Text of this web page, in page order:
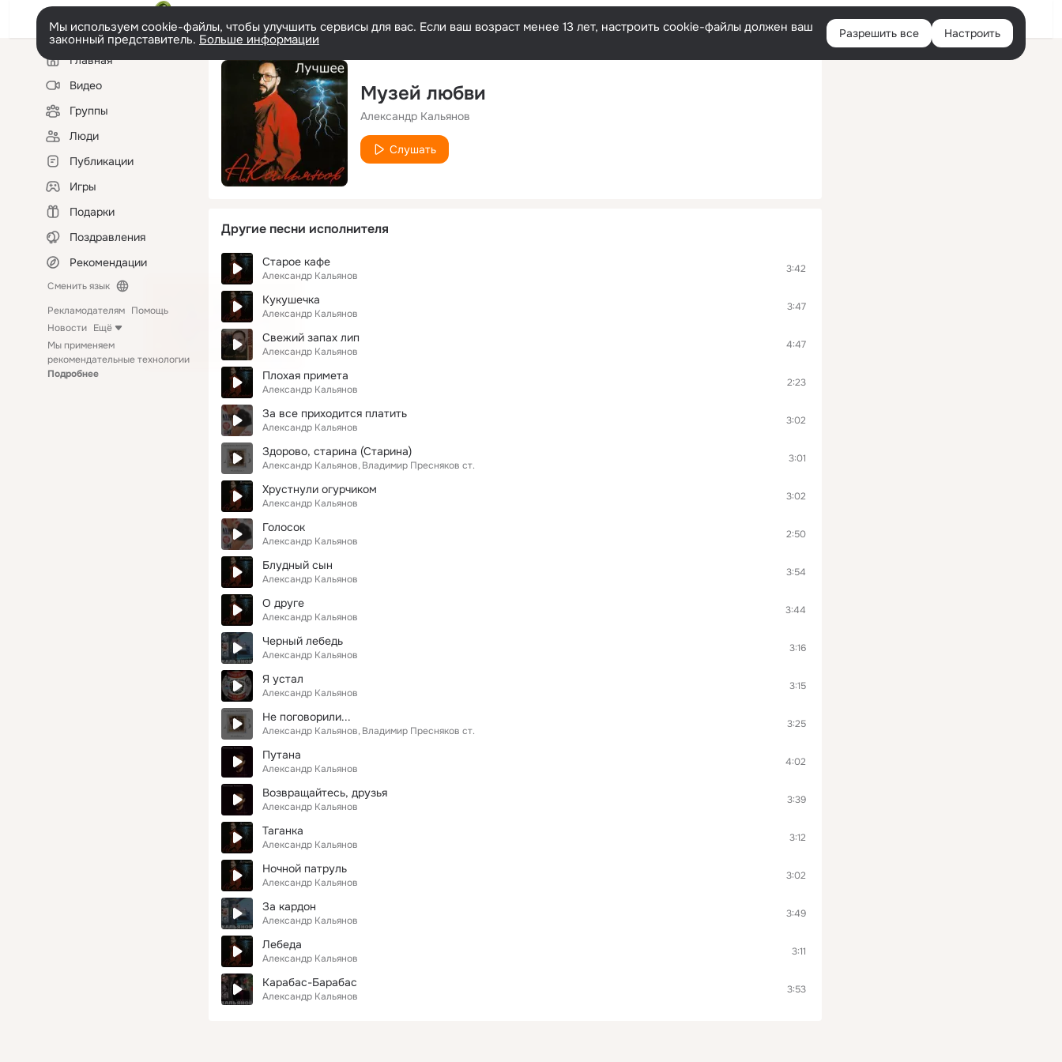
Войти
Мы используем cookie-файлы, чтобы улучшить сервисы для вас. Если ваш возраст менее 13 лет, настроить cookie-файлы должен ваш
законный представитель. Больше информации Разрешить все Настроить
Левая
колонкаГлавная
Видео
Группы
Люди
Публикации
Игры
Подарки
Поздравления
Рекомендации
Сменить язык
Рекламодателям Помощь
Новости Ещё
Мы применяем
рекомендательные технологии
Подробнее
Музей любви
Александр Кальянов
Слушать
Другие песни исполнителя
Старое кафе
Александр Кальянов
3:42
Кукушечка
Александр Кальянов
3:47
Свежий запах лип
Александр Кальянов
4:47
Плохая примета
Александр Кальянов
2:23
За все приходится платить
Александр Кальянов
3:02
Здорово, старина (Старина)
Александр Кальянов Владимир Пресняков ст.
3:01
Хрустнули огурчиком
Александр Кальянов
3:02
Голосок
Александр Кальянов
2:50
Блудный сын
Александр Кальянов
3:54
О друге
Александр Кальянов
3:44
Черный лебедь
Александр Кальянов
3:16
Я устал
Александр Кальянов
3:15
Не поговорили...
Александр Кальянов Владимир Пресняков ст.
3:25
Путана
Александр Кальянов
4:02
Возвращайтесь, друзья
Александр Кальянов
3:39
Таганка
Александр Кальянов
3:12
Ночной патруль
Александр Кальянов
3:02
За кардон
Александр Кальянов
3:49
Лебеда
Александр Кальянов
3:11
Карабас-Барабас
Александр Кальянов
3:53